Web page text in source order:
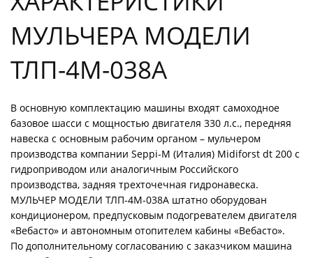
МУЛЬЧЕРА МОДЕЛИ
ТЛП-4М-038А
В основную комплектацию машины входят самоходное
базовое шасси с мощностью двигателя 330 л.с., передняя
навеска с основным рабочим органом – мульчером
производства компании Seppi-M (Италия) Midiforst dt 200 с
гидроприводом или аналогичным Российского
производства, задняя трехточечная гидронавеска.
МУЛЬЧЕР МОДЕЛИ ТЛП-4М-038А штатно оборудован
кондиционером, предпусковым подогревателем двигателя
«Вебасто» и автономным отопителем кабины «Вебасто».
По дополнительному согласованию с заказчиком машина